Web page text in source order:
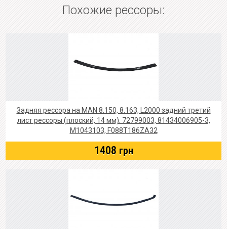
Похожие рессоры:
Задняя рессора на MAN 8.150, 8.163, L2000 задний третий
лист рессоры (плоский, 14 мм). 72799003, 81434006905-3,
M1043103, F088T186ZA32
1408 грн